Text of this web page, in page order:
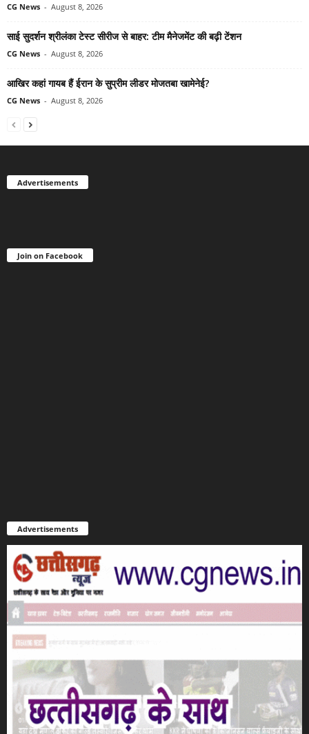
CG News - August 8, 2026
साई सुदर्शन श्रीलंका टेस्ट सीरीज से बाहर: टीम मैनेजमेंट की बढ़ी टेंशन
CG News - August 8, 2026
आखिर कहां गायब हैं ईरान के सुप्रीम लीडर मोजतबा खामेनेई?
CG News - August 8, 2026
Advertisements
Join on Facebook
Advertisements